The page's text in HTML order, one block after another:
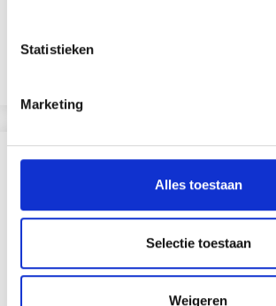
Statistieken
Marketing
Alles toestaan
Selectie toestaan
Weigeren
EUR 10.93EUR 13.85
ANDEREN KOCHTEN OOK